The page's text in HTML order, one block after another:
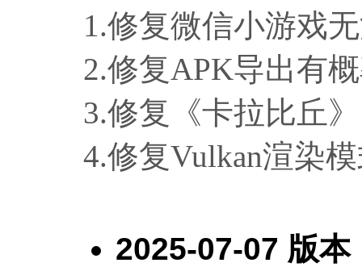
1.修复微信小游戏
2.修复APK导出有
3.修复《卡拉比丘
4.修复Vulkan渲染
2025-07-07 版本